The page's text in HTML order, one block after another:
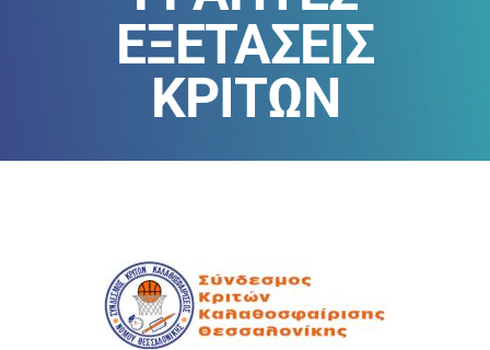
ΠΡΟΓΡΑΜΜΑ
ΧΡΗΣΙΜΑ ΑΡΧΕΙΑ
ΕΞΕΤΑΣΕΙΣ
ΚΡΙΤΩΝ